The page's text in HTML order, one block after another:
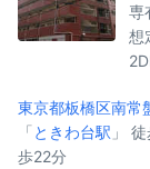
専
想
東京都板橋区南常
「ときわ台駅 」
歩22分